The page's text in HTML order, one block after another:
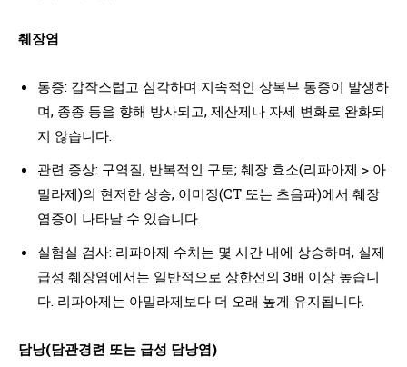
췌장염
통증: 갑작스럽고 심각하며 지속적인 상복부 통증이 발생하
며, 종종 등을 향해 방사되고, 제산제나 자세 변화로 완화되
지 않습니다.
관련 증상: 구역질, 반복적인 구토; 췌장 효소(리파아제 > 아
밀라제)의 현저한 상승, 이미징(CT 또는 초음파)에서 췌장
염증이 나타날 수 있습니다.
실험실 검사: 리파아제 수치는 몇 시간 내에 상승하며, 실제
급성 췌장염에서는 일반적으로 상한선의 3배 이상 높습니
다. 리파아제는 아밀라제보다 더 오래 높게 유지됩니다.
담낭(담관경련 또는 급성 담낭염)